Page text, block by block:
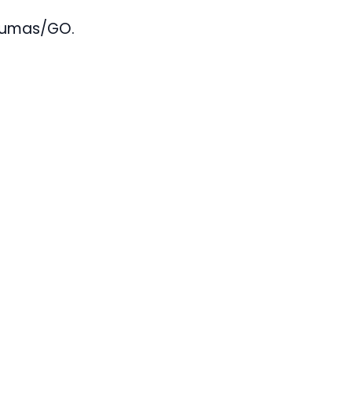
GO.